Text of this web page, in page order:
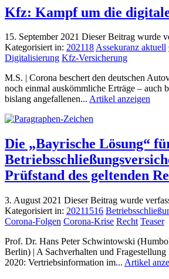
Kfz: Kampf um die
15. September 2021 Dieser Beitrag wurde
Kategorisiert in: 202118Assekuranz aktuell
Digitalisierung Kfz-Versicherung
M.S. | Corona beschert den deutschen
noch einmal auskömmliche Erträge – auch
bislang angefallenen... Artikel anzeigen
Die „Bayrische Lösung“
Prüfstand des geltenden
3. August 2021 Dieser Beitrag wurde
Kategorisiert in: 20211516
Corona-Folgen Corona-Krise Recht Teaser
Prof. Dr. Hans Peter Schwintowski
Berlin) | A Sachverhalten und
2020: Vertriebsinformation im... Artikel